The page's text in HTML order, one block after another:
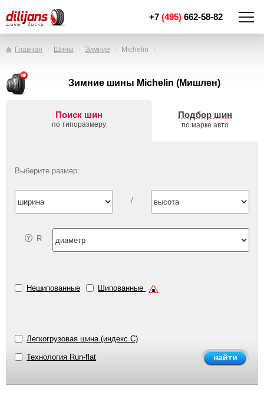
+7 (495) 662-58-82
Главная Шины Зимние Michelin
Зимние шины Michelin (Мишлен)
Поиск шин
по типоразмеру
Подбор шин
по марке авто
Выберите размер:
/
R
Нешипованные Шипованные
Легкогрузовая шина (индекс C)
Технология Run-flat